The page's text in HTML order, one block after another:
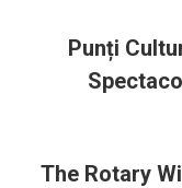
Punți
The Rotary